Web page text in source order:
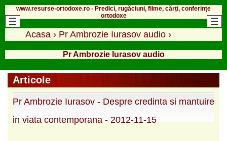
www.resurse-ortodoxe.ro - Predici, rugăciuni, filme, cărți, conferințe
ortodoxe
Acasa › Pr Ambrozie Iurasov audio ›
Pr Ambrozie Iurasov audio
Articole
Pr Ambrozie Iurasov - Despre credinta si mantuire
in viata contemporana - 2012-11-15